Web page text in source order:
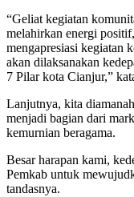
“Geliat kegiatan
melahirkan energi
mengapresiasi kegiatan
akan dilaksanakan
7 Pilar kota Cianjur,”
Lanjutnya, kita
menjadi bagian dari
kemurnian beragama.
Besar harapan kami,
Pemkab untuk
tandasnya.